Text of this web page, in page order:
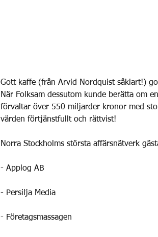
Gott kaffe (från Arvid Nordquist såklart!)
När Folksam dessutom kunde berätta om
förvaltar över 550 miljarder kronor med
värden förtjänstfullt och rättvist!
Norra Stockholms största affärsnätverk
- Applog AB
- Persilja Media
- Företagsmassagen